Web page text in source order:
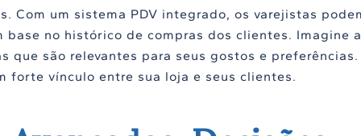
Com um sistema PDV integrado, os varejistas
no histórico de compras dos clientes. Imagine a
são relevantes para seus gostos e preferências.
forte vínculo entre sua loja e seus clientes.